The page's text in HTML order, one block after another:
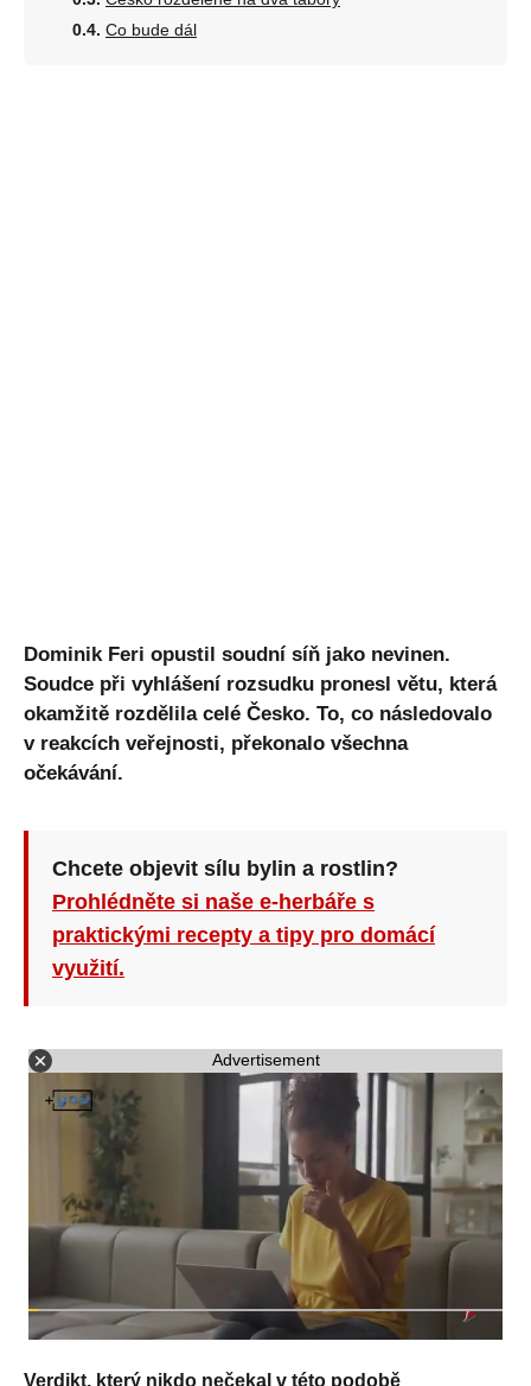
Co bude dál
Dominik Feri opustil soudní síň jako nevinen.
Soudce při vyhlášení rozsudku pronesl větu, která
okamžitě rozdělila celé Česko. To, co následovalo
v reakcích veřejnosti, překonalo všechna
očekávání.
Chcete objevit sílu bylin a rostlin?
Prohlédněte si naše e-herbáře s
praktickými recepty a tipy pro domácí
využití.
Advertisement
Verdikt, který nikdo nečekal v této podobě